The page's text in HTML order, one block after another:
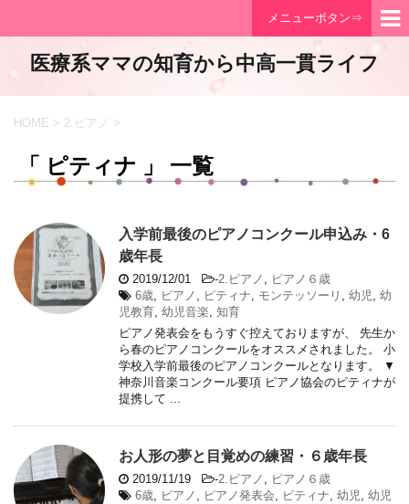
メニューボタン⇒
医療系ママの知育から中高一貫ライフ
HOME > 2.ピアノ >
「 ピティナ 」 一覧
入学前最後のピアノコンクール申込み・6
歳年長
2019/12/01 -2.ピアノ , ピアノ６歳
6歳, ピアノ , ピティナ, モンテッソーリ , 幼児, 幼
児教育, 幼児音楽, 知育
ピアノ発表会をもうすぐ控えておりますが、 先生か
ら春のピアノコンクールをオススメされました。 小
学校入学前最後のピアノコンクールとなります。 ▼
神奈川音楽コンクール要項 ピアノ協会のピティナが
提携して ...
お人形の夢と目覚めの練習・６歳年長
2019/11/19 -2.ピアノ , ピアノ６歳
6歳, ピアノ , ピアノ発表会, ピティナ, 幼児, 幼児